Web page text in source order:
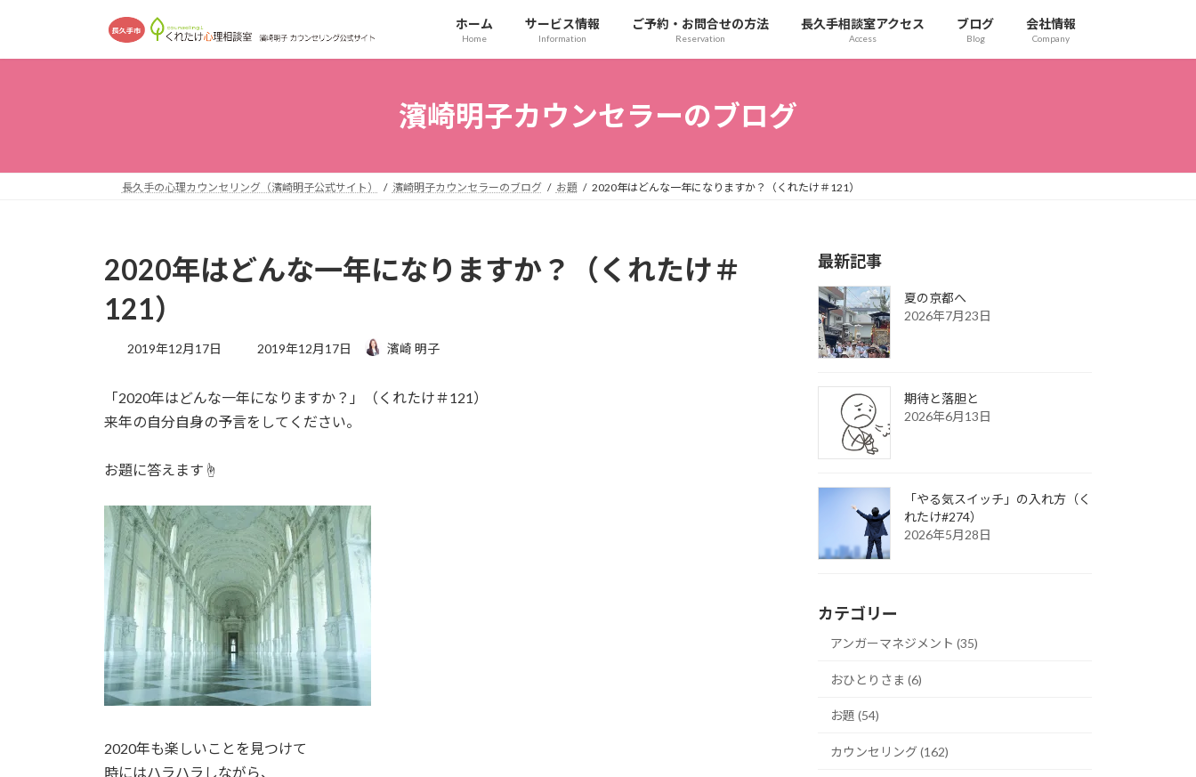
ホーム
Home
サービス情報
Information
ご予約・お問合せの方法
Reservation
長久手相談室アクセス
Access
ブログ
Blog
会社情報
Company
濱崎明子カウンセラーのブログ
長久手の心理カウンセリング（濱崎明子公式サイト） 濱崎明子カウンセラーのブログ お題 2020年はどんな一年になりますか？（くれたけ＃121）
2020年はどんな一年になりますか？（くれたけ＃
121）
2019年12月17日
最
新
日
2019年12月17日 濱崎 明子
「2020年はどんな一年になりますか？」（くれたけ＃121）
来年の自分自身の予言をしてください。
お題に答えます☝︎
2020年も楽しいことを見つけて
時にはハラハラしながら、
最新記事
夏の京都へ
2026年7月23日
期待と落胆と
2026年6月13日
「やる気スイッチ」の入れ方（く
れたけ#274）
2026年5月28日
カテゴリー
アンガーマネジメント (35)
おひとりさま (6)
お題 (54)
カウンセリング (162)